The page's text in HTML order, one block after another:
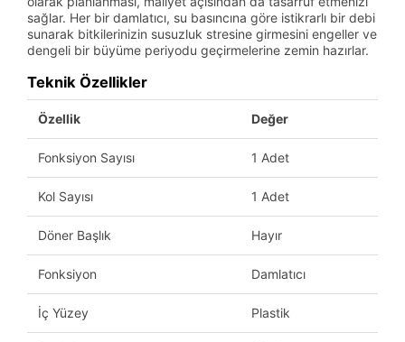
sağlar. Her bir damlatıcı, su basıncına göre istikrarlı bir debi
sunarak bitkilerinizin susuzluk stresine girmesini engeller ve
dengeli bir büyüme periyodu geçirmelerine zemin hazırlar.
Teknik Özellikler
Özellik Değer
Fonksiyon Sayısı 1 Adet
Kol Sayısı 1 Adet
Döner Başlık Hayır
Fonksiyon Damlatıcı
İç Yüzey Plastik